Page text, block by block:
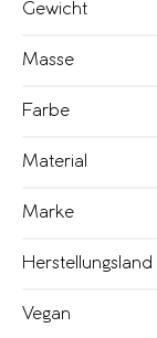
Gewicht
Masse
Farbe
Material
Marke
Herstellungsland
Vegan